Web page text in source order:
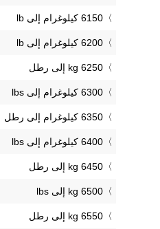
6150 كيلوغرام إلى lb
6200 كيلوغرام إلى lb
6250 kg إلى رطل
6300 كيلوغرام إلى lbs
6350 كيلوغرام إلى رطل
6400 كيلوغرام إلى lbs
6450 kg إلى رطل
6500 kg إلى lbs
6550 kg إلى رطل